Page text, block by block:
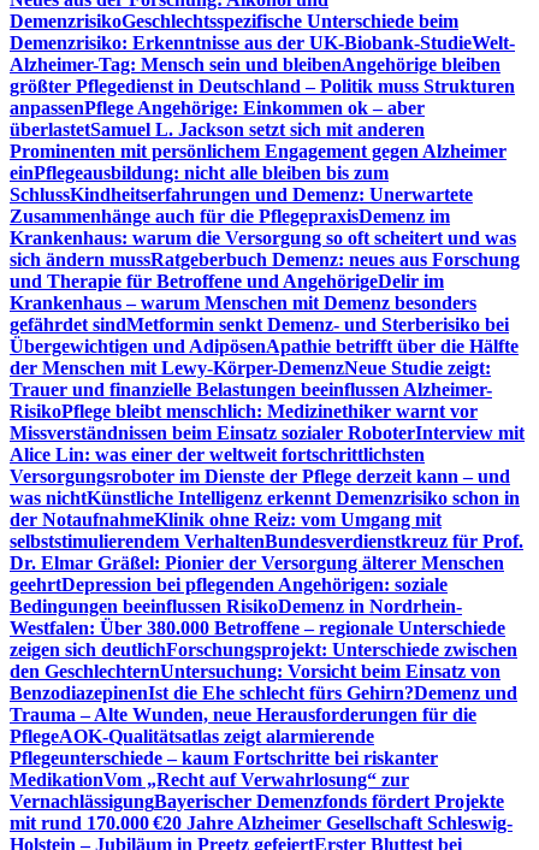
DemenzrisikoGeschlechtsspezifische Unterschiede beim
Demenzrisiko: Erkenntnisse aus der UK-Biobank-StudieWelt-
Alzheimer-Tag: Mensch sein und bleibenAngehörige bleiben
größter Pflegedienst in Deutschland – Politik muss Strukturen
anpassenPflege Angehörige: Einkommen ok – aber
überlastetSamuel L. Jackson setzt sich mit anderen
Prominenten mit persönlichem Engagement gegen Alzheimer
einPflegeausbildung: nicht alle bleiben bis zum
SchlussKindheitserfahrungen und Demenz: Unerwartete
Zusammenhänge auch für die PflegepraxisDemenz im
Krankenhaus: warum die Versorgung so oft scheitert und was
sich ändern mussRatgeberbuch Demenz: neues aus Forschung
und Therapie für Betroffene und AngehörigeDelir im
Krankenhaus – warum Menschen mit Demenz besonders
gefährdet sindMetformin senkt Demenz- und Sterberisiko bei
Übergewichtigen und AdipösenApathie betrifft über die Hälfte
der Menschen mit Lewy-Körper-DemenzNeue Studie zeigt:
Trauer und finanzielle Belastungen beeinflussen Alzheimer-
RisikoPflege bleibt menschlich: Medizinethiker warnt vor
Missverständnissen beim Einsatz sozialer RoboterInterview mit
Alice Lin: was einer der weltweit fortschrittlichsten
Versorgungsroboter im Dienste der Pflege derzeit kann – und
was nichtKünstliche Intelligenz erkennt Demenzrisiko schon in
der NotaufnahmeKlinik ohne Reiz: vom Umgang mit
selbststimulierendem VerhaltenBundesverdienstkreuz für Prof.
Dr. Elmar Gräßel: Pionier der Versorgung älterer Menschen
geehrtDepression bei pflegenden Angehörigen: soziale
Bedingungen beeinflussen RisikoDemenz in Nordrhein-
Westfalen: Über 380.000 Betroffene – regionale Unterschiede
zeigen sich deutlichForschungsprojekt: Unterschiede zwischen
den GeschlechternUntersuchung: Vorsicht beim Einsatz von
BenzodiazepinenIst die Ehe schlecht fürs Gehirn?Demenz und
Trauma – Alte Wunden, neue Herausforderungen für die
PflegeAOK-Qualitätsatlas zeigt alarmierende
Pflegeunterschiede – kaum Fortschritte bei riskanter
MedikationVom „Recht auf Verwahrlosung“ zur
VernachlässigungBayerischer Demenzfonds fördert Projekte
mit rund 170.000 €20 Jahre Alzheimer Gesellschaft Schleswig-
Holstein – Jubiläum in Preetz gefeiertErster Bluttest bei